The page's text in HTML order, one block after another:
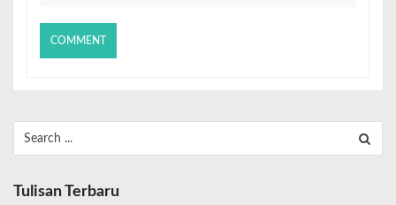
Tulisan Terbaru